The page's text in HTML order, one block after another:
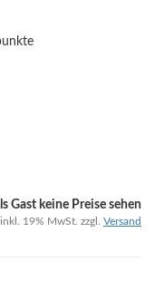
Gast keine Preise sehen
inkl. 19% MwSt. zzgl. Versand